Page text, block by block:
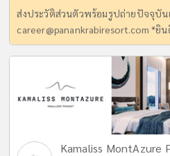
ส่งประวัติส่วนตัวพร้อมรูปถ่ายปัจจุบัน
career@panankrabiresort.com *ยิน
Kamaliss MontAzure